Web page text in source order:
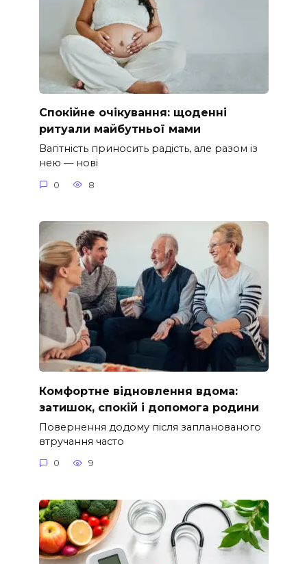
Спокійне очікування: щоденні
ритуали майбутньої мами
Вагітність приносить радість, але разом із
нею — нові
0 8
Комфортне відновлення вдома:
затишок, спокій і допомога родини
Повернення додому після запланованого
втручання часто
0 9